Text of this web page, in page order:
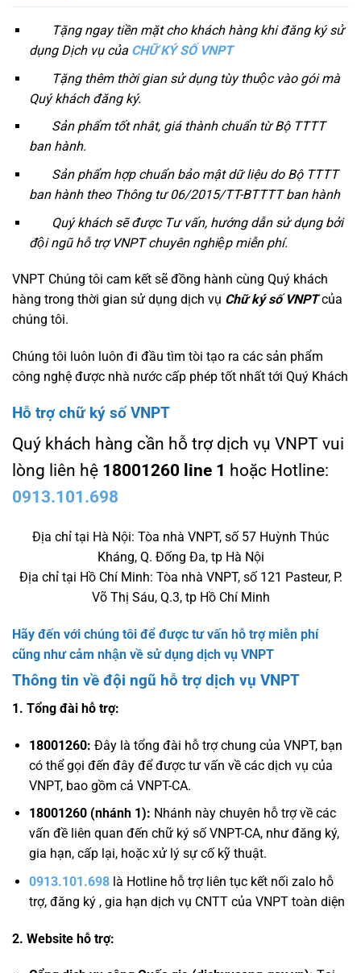
Tặng ngay tiền mặt cho khách hàng khi đăng ký sử
dụng Dịch vụ của CHỮ KÝ SỐ VNPT
Tặng thêm thời gian sử dụng tùy thuộc vào gói mà
Quý khách đăng ký.
Sản phẩm tốt nhât, giá thành chuẩn từ Bộ TTTT
ban hành.
Sản phẩm hợp chuẩn bảo mật dữ liệu do Bộ TTTT
ban hành theo Thông tư 06/2015/TT-BTTTT ban hành
Quý khách sẽ được Tư vấn, hướng dẫn sử dụng bởi
đội ngũ hỗ trợ VNPT chuyên nghiệp miễn phí.
VNPT Chúng tôi cam kết sẽ đồng hành cùng Quý khách
hàng trong thời gian sử dụng dịch vụ Chữ ký số VNPTcủa
chúng tôi.
Chúng tôi luôn luôn đi đầu tìm tòi tạo ra các sản phẩm
công nghệ được nhà nước cấp phép tốt nhất tới Quý Khách
Hỗ trợ chữ ký số VNPT
Quý khách hàng cần hỗ trợ dịch vụ VNPT vui
lòng liên hệ 18001260 line 1 hoặc Hotline:
0913.101.698
Địa chỉ tại Hà Nội: Tòa nhà VNPT, số 57 Huỳnh Thúc
Kháng, Q. Đống Đa, tp Hà Nội
Địa chỉ tại Hồ Chí Minh: Tòa nhà VNPT, số 121 Pasteur, P.
Võ Thị Sáu, Q.3, tp Hồ Chí Minh
Hãy đến với chúng tôi để được tư vấn hỗ trợ miễn phí
cũng như cảm nhận về sử dụng dịch vụ VNPT
Thông tin về đội ngũ hỗ trợ dịch vụ VNPT
1. Tổng đài hỗ trợ:
18001260: Đây là tổng đài hỗ trợ chung của VNPT, bạn
có thể gọi đến đây để được tư vấn về các dịch vụ của
VNPT, bao gồm cả VNPT-CA.
18001260 (nhánh 1): Nhánh này chuyên hỗ trợ về các
vấn đề liên quan đến chữ ký số VNPT-CA, như đăng ký,
gia hạn, cấp lại, hoặc xử lý sự cố kỹ thuật.
0913.101.698là Hotline hỗ trợ liên tục kết nối zalo hỗ
trợ, đăng ký , gia hạn dịch vụ CNTT của VNPT toàn diện
2. Website hỗ trợ: